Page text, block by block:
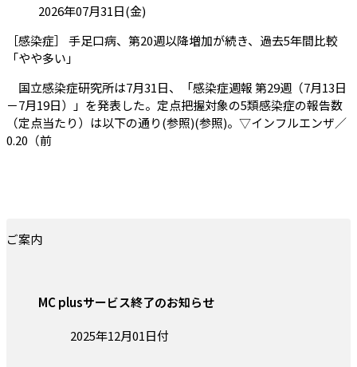
投稿日:2026年07月31日(金)
［感染症］ 手足口病、第20週以降増加が続き、過去5年間比較
「やや多い」
国立感染症研究所は7月31日、「感染症週報 第29週（7月13日
－7月19日）」を発表した。定点把握対象の5類感染症の報告数
（定点当たり）は以下の通り(参照)(参照)。▽インフルエンザ／
0.20（前
ご案内
MC plusサービス終了のお知らせ
投稿日:2025年12月01日付